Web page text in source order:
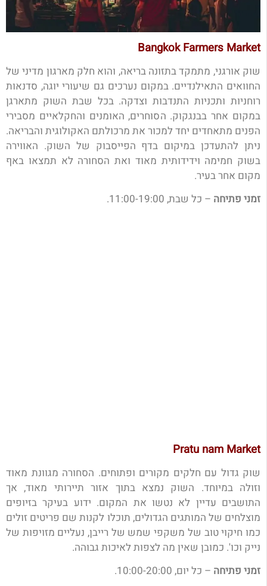
Bangkok Farmers Market
שוק אורגני, מתמקד בתזונה בריאה, והוא חלק מארגון מדיני של
החוואים התאילנדיים. במקום נערכים גם שיעורי יוגה, סדנאות
רוחניות ותכניות התנדבות וצדקה. בכל שבת השוק מתארגן
במקום אחר בבנגקוק. הסוחרים, האומנים והחקלאיים מסבירי
הפנים מתאחדים יחד למכור את מרכולתם האקולוגית והבריאה.
ניתן להתעדכן במיקום בדף הפייסבוק של השוק. האווירה
בשוק חמימה וידידותית מאוד ואת הסחורה לא תמצאו באף
מקום אחר בעיר.
זמני פתיחה – כל שבת, 11:00-19:00.
Pratu nam Market
שוק גדול עם חלקים מקורים ופתוחים. הסחורה מגוונת מאוד
וזולה במיוחד. השוק נמצא בתוך אזור תיירותי מאוד, אך
התושבים עדיין לא נטשו את המקום. ידוע בעיקר בזיופים
מוצלחים של המותגים הגדולים, תוכלו לקנות שם פריטים זולים
כמו חיקוי טוב של משקפי שמש של רייבן, נעליים מזויפות של
נייק וכו'. כמובן שאין מה לצפות לאיכות גבוהה.
זמני פתיחה – כל יום, 10:00-20:00.